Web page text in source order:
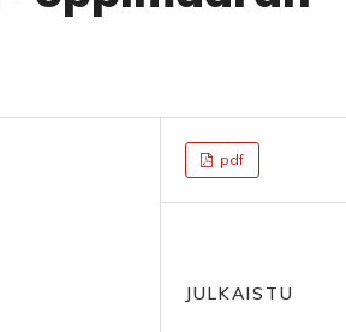
pdf
JULKAISTU